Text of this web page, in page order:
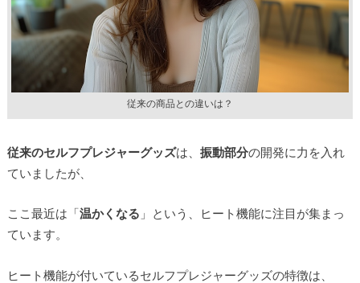
従来の商品との違いは？
従来のセルフプレジャーグッズは、 振動部分の開発に力を入れ
ていましたが、
ここ最近は「温かくなる 」という、ヒート機能に注目が集まっ
ています。
ヒート機能が付いているセルフプレジャーグッズの特徴は、